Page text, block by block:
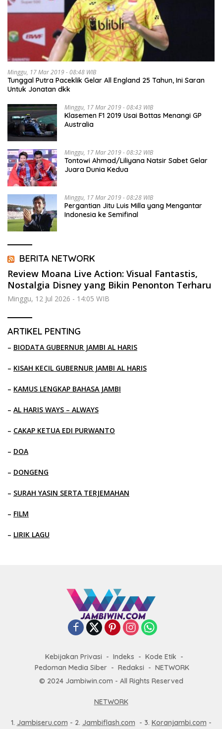
Minggu, 17 Mar 2019 - 08:48 WIB
Tunggal Putra Paceklik Gelar All England 25 Tahun, Ini Saran
Untuk Jonatan dkk
Minggu, 17 Mar 2019 - 08:43 WIB
Klasemen F1 2019 Usai Bottas Menangi GP
Australia
Minggu, 17 Mar 2019 - 08:32 WIB
Tontowi Ahmad/Liliyana Natsir Sabet Gelar
Juara Dunia Kedua
Minggu, 17 Mar 2019 - 08:28 WIB
Pergantian Jitu Luis Milla yang Mengantar
Indonesia ke Semifinal
BERITA NETWORK
Review Moana Live Action: Visual Fantastis,
Nostalgia Disney yang Bikin Penonton Terharu
Minggu, 12 Jul 2026 - 14:05 WIB
ARTIKEL PENTING
– BIODATA GUBERNUR JAMBI AL HARIS
– KISAH KECIL GUBERNUR JAMBI AL HARIS
– KAMUS LENGKAP BAHASA JAMBI
– AL HARIS WAYS – ALWAYS
– CAKAP KETUA EDI PURWANTO
– DOA
– DONGENG
– SURAH YASIN SERTA TERJEMAHAN
– FILM
– LIRIK LAGU
Kebijakan Privasi Indeks
Kode Etik
Pedoman Media Siber
Redaksi
NETWORK
© 2024 Jambiwin.com - All Rights Reserved
NETWORK
1. Jambiseru.com - 2. Jambiflash.com - 3. Koranjambi.com -